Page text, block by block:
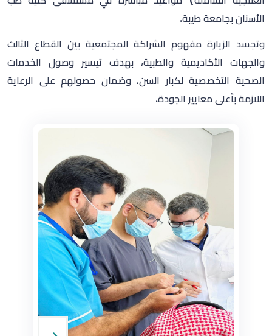
الأسنان بجامعة طيبة.
‏وتجسد الزيارة مفهوم الشراكة المجتمعية بين القطاع الثالث
والجهات الأكاديمية والطبية، بهدف تيسير وصول الخدمات
الصحية التخصصية لكبار السن، وضمان حصولهم على الرعاية
اللازمة بأعلى معايير الجودة.